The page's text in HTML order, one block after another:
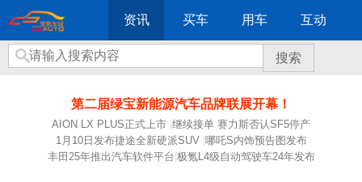
资讯 买车 用车 互动
搜索
第二届绿宝新能源汽车品牌联展开幕！
AION LX PLUS正式上市 继续接单 赛力斯否认SF5停产
1月10日发布捷途全新硬派SUV| 哪吒S内饰预告图发布
丰田25年推出汽车软件平台 极氪L4级自动驾驶车24年发布